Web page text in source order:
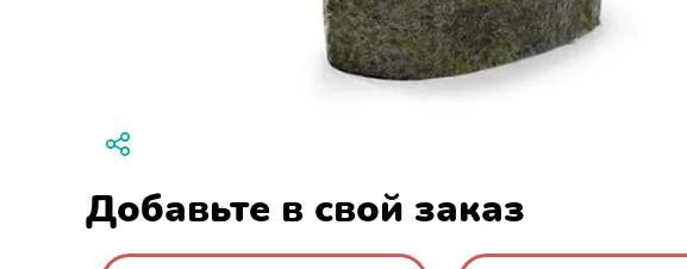
Добавьте в свой заказ